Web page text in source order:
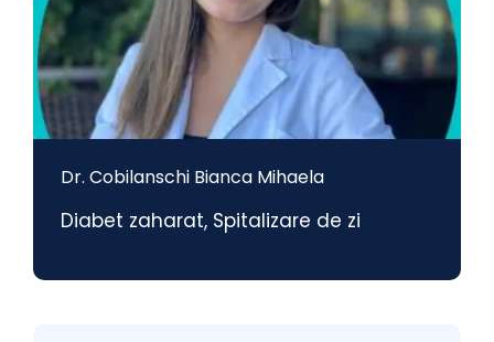
Dr. Cobilanschi Bianca Mihaela
Diabet zaharat, Spitalizare de zi